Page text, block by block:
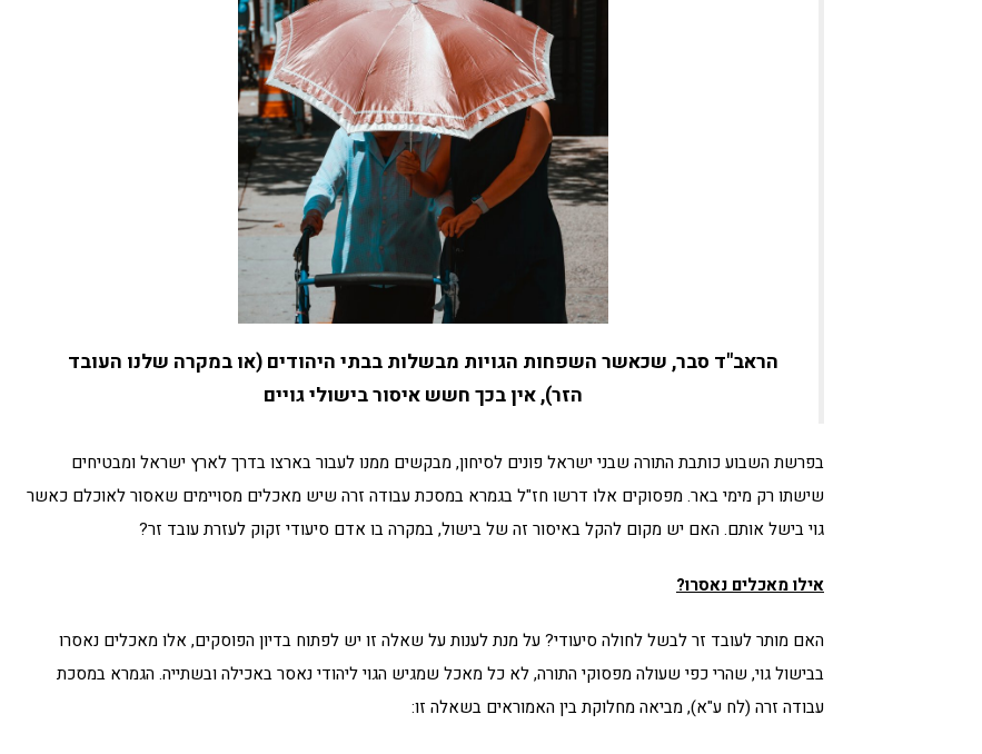
הראב"ד סבר, שכאשר השפחות הגויות מבשלות בבתי היהודים (או במקרה שלנו העובד
הזר), אין בכך חשש איסור בישולי גויים
בפרשת השבוע כותבת התורה שבני ישראל פונים לסיחון, מבקשים ממנו לעבור בארצו בדרך לארץ ישראל ומבטיחים
שישתו רק מימי באר. מפסוקים אלו דרשו חז"ל בגמרא במסכת עבודה זרה שיש מאכלים מסויימים שאסור לאוכלם כאשר
גוי בישל אותם. האם יש מקום להקל באיסור זה של בישול, במקרה בו אדם סיעודי זקוק לעזרת עובד זר?
אילו מאכלים נאסרו?
האם מותר לעובד זר לבשל לחולה סיעודי? על מנת לענות על שאלה זו יש לפתוח בדיון הפוסקים, אלו מאכלים נאסרו
בבישול גוי, שהרי כפי שעולה מפסוקי התורה, לא כל מאכל שמגיש הגוי ליהודי נאסר באכילה ובשתייה. הגמרא במסכת
עבודה זרה (לח ע"א), מביאה מחלוקת בין האמוראים בשאלה זו: